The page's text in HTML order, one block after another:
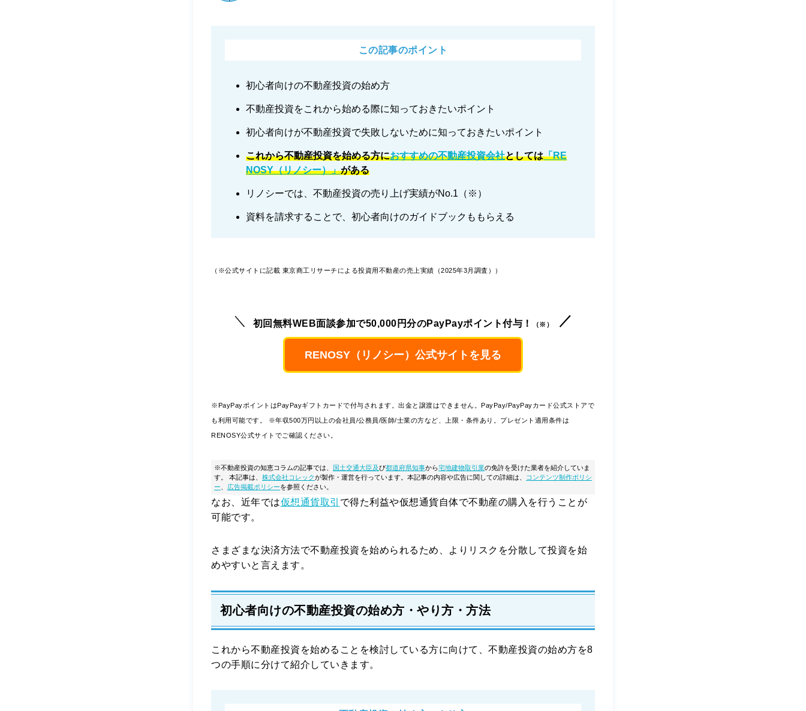
この記事のポイント
初心者向けの不動産投資の始め方
不動産投資をこれから始める際に知っておきたいポイント
初心者向けが不動産投資で失敗しないために知っておきたいポイント
これから不動産投資を始める方におすすめの不動産投資会社としては「RE
NOSY（リノシー）」がある
リノシーでは、不動産投資の売り上げ実績がNo.1（※）
資料を請求することで、初心者向けのガイドブックももらえる
（※公式サイトに記載 東京商工リサーチによる投資用不動産の売上実績（2025年3月調査））
初回無料WEB面談参加で50,000円分のPayPayポイント付与！ （※）
RENOSY（リノシー）公式サイトを見る
※PayPayポイントはPayPayギフトカードで付与されます。出金と譲渡はできません。PayPay/PayPayカード公式ストアで
も利用可能です。 ※年収500万円以上の会社員/公務員/医師/士業の方など、上限・条件あり。プレゼント適用条件は
RENOSY公式サイトでご確認ください。
※不動産投資の知恵コラムの記事では、 国土交通大臣及び都道府県知事から宅地建物取引業の免許を受けた業者を紹介していま
す。 本記事は、 株式会社コレックが製作・運営を行っています。本記事の内容や広告に関しての詳細は、
コンテンツ制作ポリシ
ー
広告掲載ポリシーを参照ください。
なお、近年では仮想通貨取引 で得た利益や仮想通貨自体で不動産の購入を行うことが
可能です。
さまざまな決済方法で不動産投資を始められるため、よりリスクを分散して投資を始
めやすいと言えます。
初心者向けの不動産投資の始め方・やり方・方法
これから不動産投資を始めることを検討している方に向けて、不動産投資の始め方を8
つの手順に分けて紹介していきます。